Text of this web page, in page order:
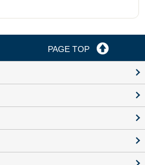
PAGE TOP